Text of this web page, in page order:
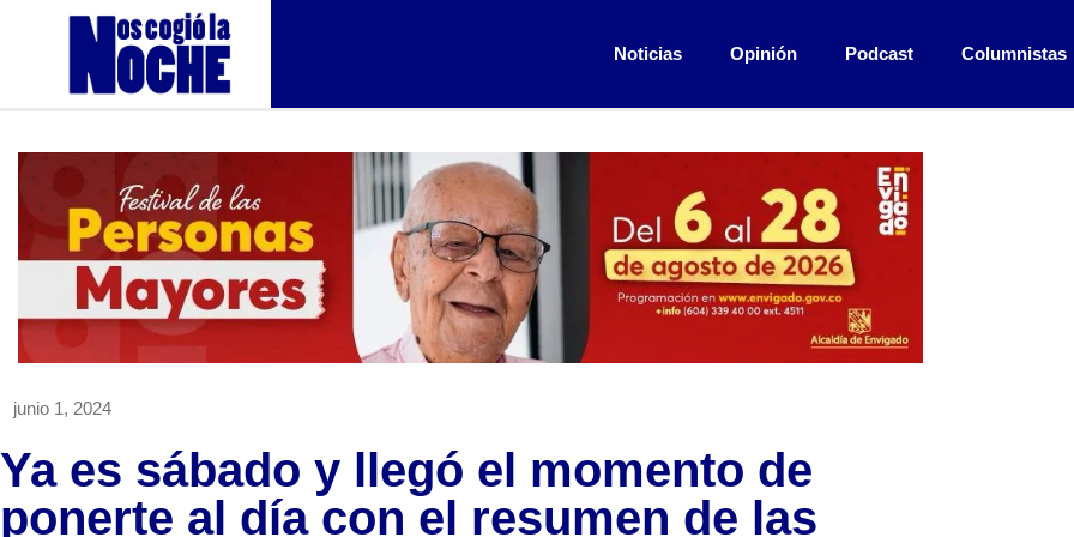
Noticias Opinión Podcast Columnistas
junio 1, 2024
Ya es sábado y llegó el momento de
ponerte al día con el resumen de las